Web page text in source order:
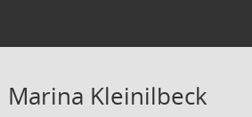
Marina Kleinilbeck